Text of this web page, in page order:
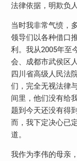
法律依据，明欺负
当时我非常气愤，
领导们以各种借口
利。我从2005年至
会、成都市武侯区
四川省高级人民法
们，完全无视法律
间里，他们没有给
题到今天还没有得
而，我下定决心已
道。
我作为李伟的母亲